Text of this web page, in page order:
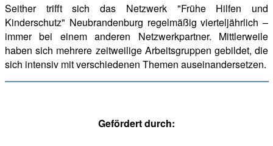
Seither trifft sich das Netzwerk "Frühe Hilfen und
Kinderschutz" Neubrandenburg regelmäßig vierteljährlich –
immer bei einem anderen Netzwerkpartner. Mittlerweile
haben sich mehrere zeitweilige Arbeitsgruppen gebildet, die
sich intensiv mit verschiedenen Themen auseinandersetzen.
Gefördert durch: